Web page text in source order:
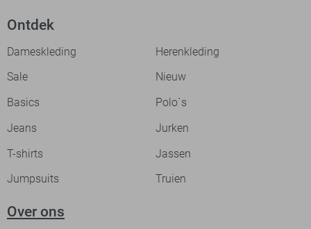
Ontdek
Dameskleding
Herenkleding
Sale
Nieuw
Basics
Polo`s
Jeans
Jurken
T-shirts
Jassen
Jumpsuits
Truien
Over ons